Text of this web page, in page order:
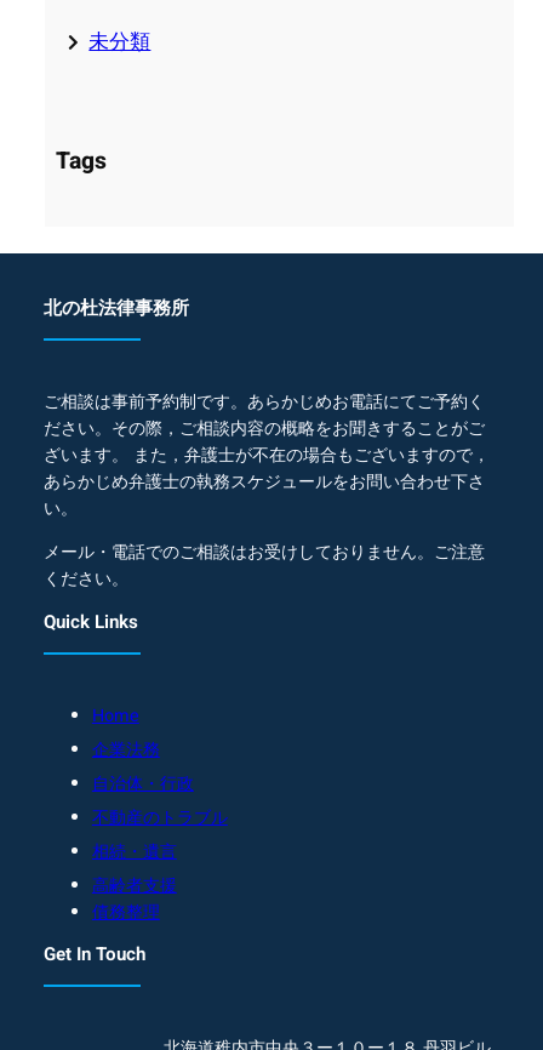
未分類
Tags
北の杜法律事務所
ご相談は事前予約制です。あらかじめお電話にてご予約く
ださい。その際，ご相談内容の概略をお聞きすることがご
ざいます。 また，弁護士が不在の場合もございますので，
あらかじめ弁護士の執務スケジュールをお問い合わせ下さ
い。
メール・電話でのご相談はお受けしておりません。ご注意
ください。
Quick Links
Home
企業法務
自治体・行政
不動産のトラブル
相続・遺言
高齢者支援
債務整理
Get In Touch